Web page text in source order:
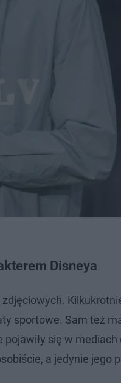
Disneya
sportowe. Sam też
się w
a jedynie jego